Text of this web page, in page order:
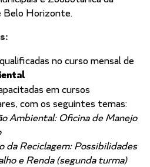
Horizonte.
no curso mensal de
em cursos
com os seguintes temas:
Ambiental: Oficina de Manejo
da Reciclagem: Possibilidades
e Renda(segunda turma)